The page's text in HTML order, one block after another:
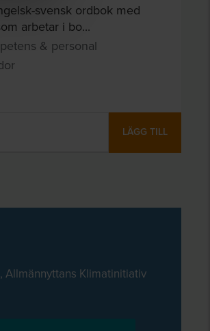
svensk ordbok med
arbetar i bo...
& personal
LÄGG TILL
Klimatinitiativ